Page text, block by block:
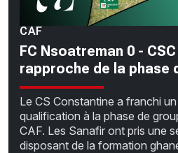
CAF
FC Nsoatreman 0 -
rapproche de la phase
Le CS Constantine a franchi
qualification à la phase de
CAF. Les Sanafir ont pris une
disposant de la formation